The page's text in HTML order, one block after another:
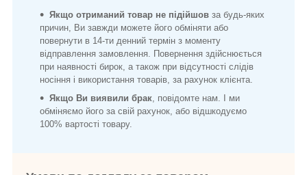
Якщо отриманий товар не підійшов за будь-яких
причин, Ви завжди можете його обміняти або
повернути в 14-ти денний термін з моменту
відправлення замовлення. Повернення здійснюється
при наявності бирок, а також при відсутності слідів
носіння і використання товарів, за рахунок клієнта.
Якщо Ви виявили брак, повідомте нам. І ми
обміняємо його за свій рахунок, або відшкодуємо
100% вартості товару.